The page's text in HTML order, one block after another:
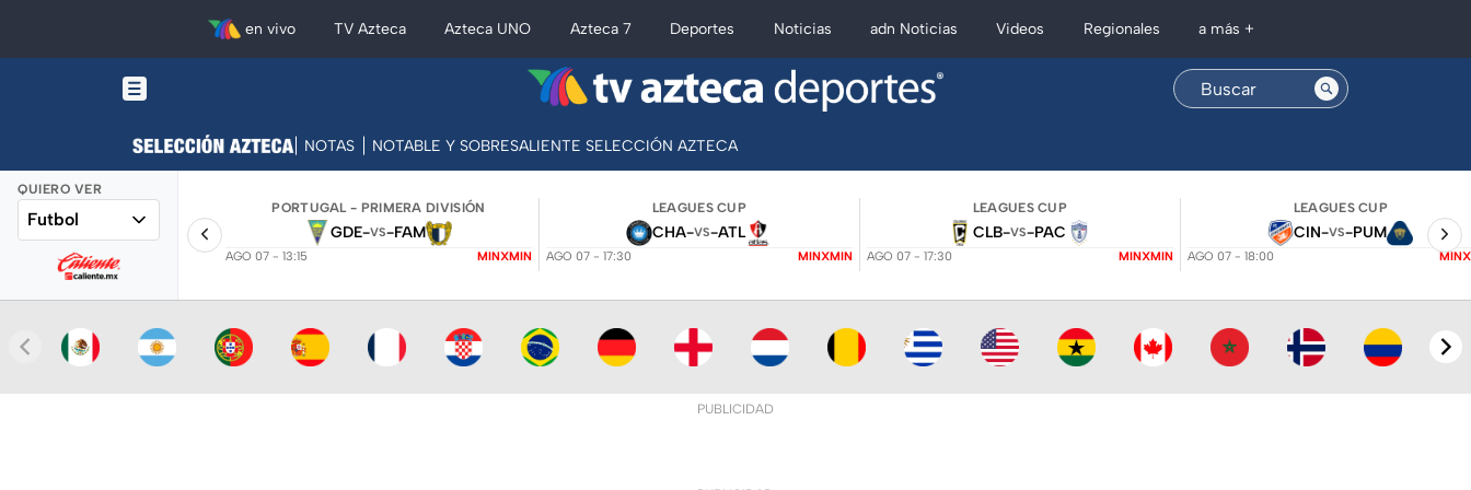
en vivo TV Azteca Azteca UNO Azteca 7 Deportes Noticias adn Noticias Videos Regionales a más +
NOTAS NOTABLE Y SOBRESALIENTE SELECCIÓN AZTECA
QUIERO VER
Futbol
PORTUGAL - PRIMERA DIVISIÓN
GDE-VS-FAM
AGO 07 - 13:15 MINXMIN
LEAGUES CUP
CHA-VS-ATL
AGO 07 - 17:30 MINXMIN
LEAGUES CUP
CLB-VS-PAC
AGO 07 - 17:30 MINXMIN
LEAGUES CUP
CIN-VS-PUM
AGO 07 - 18:00
PUBLICIDAD